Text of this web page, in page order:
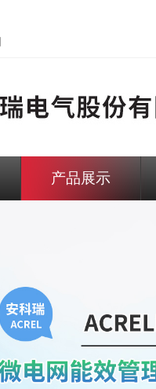
产品展示